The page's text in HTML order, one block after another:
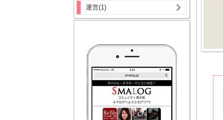
運営(1)